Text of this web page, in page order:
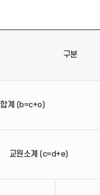
구분
합계 (b=c+o)
교원소계 (c=d+e)